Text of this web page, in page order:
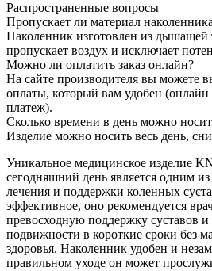
Распространенные вопросы
Пропускает ли материал
Наколенник изготовлен из дышащей
пропускает воздух и исключает
Можно ли оплатить заказ онлайн?
На сайте производителя вы можете
оплаты, который вам удобен
платеж).
Сколько времени в день можно
Изделие можно носить весь день,
Уникальное медицинское изделие
сегодняшний день является одним
лечения и поддержки коленных
эффективное, оно рекомендуется
превосходную поддержку суставов и
подвижности в короткие сроки без
здоровья. Наколенник удобен и
правильном уходе он может